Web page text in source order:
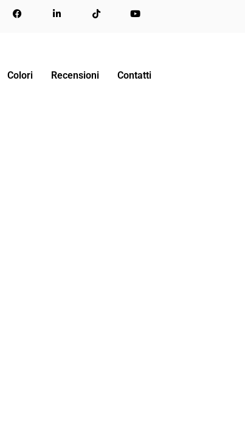
Colori Recensioni Contatti